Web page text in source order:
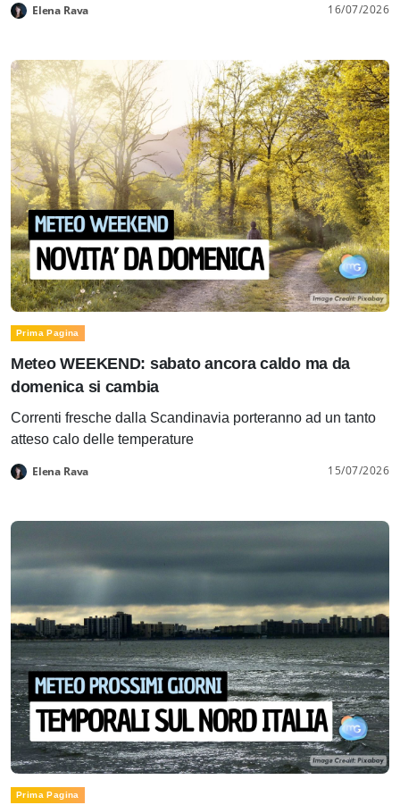
Elena Rava 16/07/2026
Prima Pagina
Meteo WEEKEND: sabato ancora caldo ma da
domenica si cambia
Correnti fresche dalla Scandinavia porteranno ad un tanto
atteso calo delle temperature
Elena Rava 15/07/2026
Prima Pagina